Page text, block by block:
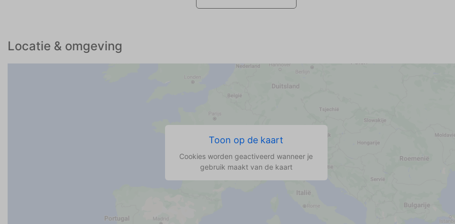
Locatie & omgeving
Toon op de kaart
Cookies worden geactiveerd wanneer je
gebruik maakt van de kaart